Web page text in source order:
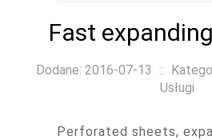
Fast
Dodane: 2016-07-13 ::
Usługi
Perforated sheets,